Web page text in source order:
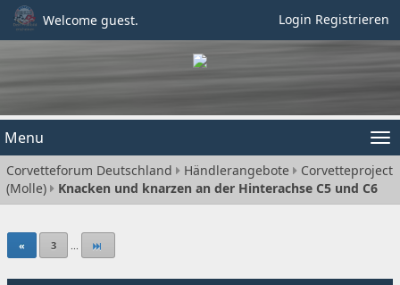
Welcome guest. Login Registrieren
Menu
Corvetteforum Deutschland Händlerangebote
Corvetteproject
(Molle)
Knacken und knarzen an der Hinterachse C5 und C6
« 3 ...